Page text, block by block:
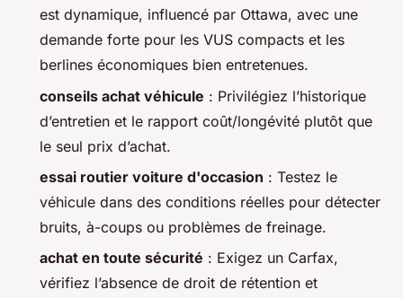
est dynamique, influencé par Ottawa, avec une
demande forte pour les VUS compacts et les
berlines économiques bien entretenues.
conseils achat véhicule : Privilégiez l’historique
d’entretien et le rapport coût/longévité plutôt que
le seul prix d’achat.
essai routier voiture d'occasion : Testez le
véhicule dans des conditions réelles pour détecter
bruits, à-coups ou problèmes de freinage.
achat en toute sécurité : Exigez un Carfax,
vérifiez l’absence de droit de rétention et